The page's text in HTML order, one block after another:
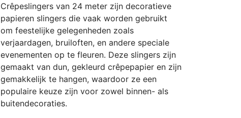
Crêpeslingers van 24 meter zijn decoratieve
papieren slingers die vaak worden gebruikt
om feestelijke gelegenheden zoals
verjaardagen, bruiloften, en andere speciale
evenementen op te fleuren. Deze slingers zijn
gemaakt van dun, gekleurd crêpepapier en zijn
gemakkelijk te hangen, waardoor ze een
populaire keuze zijn voor zowel binnen- als
buitendecoraties.